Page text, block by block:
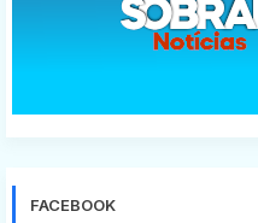
FACEBOOK